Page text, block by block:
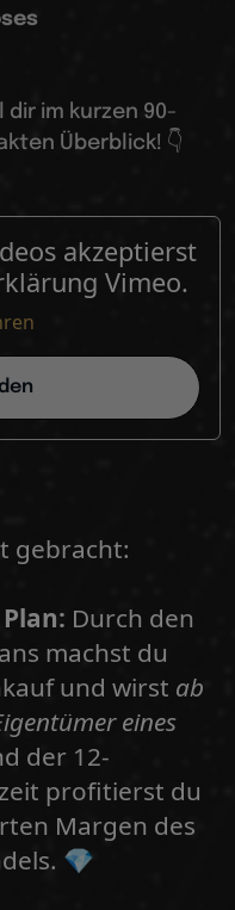
dir im kurzen 90-
Überblick! 👇
akzeptierst
Vimeo.
gebracht:
Durch den
machst du
und wirst ab
eines
der 12-
profitierst du
Margen des
💎